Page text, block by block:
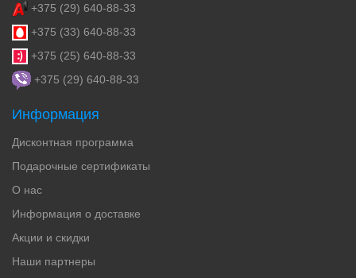
+375 (29) 640-88-33
+375 (33) 640-88-33
+375 (25) 640-88-33
+375 (29) 640-88-33
Информация
Дисконтная программа
Подарочные сертификаты
О нас
Информация о доставке
Акции и скидки
Наши партнеры